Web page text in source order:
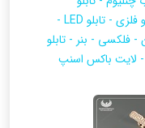
وگاسی - تابلو استیل - تابلو فلزی - تابلو LED -
- فلکسی - بنر - تابلو
- لایت باکس اسنپ